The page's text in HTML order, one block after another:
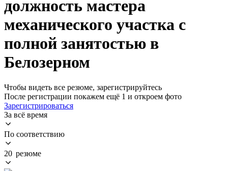
должность мастера
механического участка с
полной занятостью в
Белозерном
Чтобы видеть все резюме, зарегистрируйтесь
После регистрации покажем ещё 1 и откроем фото
Зарегистрироваться
За всё время
По соответствию
20 резюме